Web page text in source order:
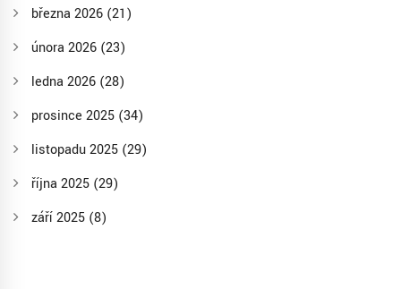
března 2026 (21)
února 2026 (23)
ledna 2026 (28)
prosince 2025 (34)
listopadu 2025 (29)
října 2025 (29)
září 2025 (8)